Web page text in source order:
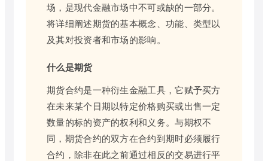
场，是现代金融市场中不可或缺的一部分。
将详细阐述期货的基本概念、功能、类型以
及其对投资者和市场的影响。
什么是期货
期货合约是一种衍生金融工具，它赋予买方
在未来某个日期以特定价格购买或出售一定
数量的标的资产的权利和义务。与期权不
同，期货合约的双方在合约到期时必须履行
合约，除非在此之前通过相反的交易进行平